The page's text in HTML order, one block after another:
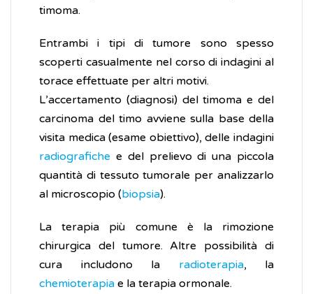
timoma.
Entrambi i tipi di tumore sono spesso
scoperti casualmente nel corso di indagini al
torace effettuate per altri motivi.
L’accertamento (diagnosi) del timoma e del
carcinoma del timo avviene sulla base della
visita medica (esame obiettivo), delle indagini
radiografiche e del prelievo di una piccola
quantità di tessuto tumorale per analizzarlo
al microscopio (biopsia).
La terapia più comune è la rimozione
chirurgica del tumore. Altre possibilità di
cura includono la radioterapia, la
chemioterapia e la terapia ormonale.